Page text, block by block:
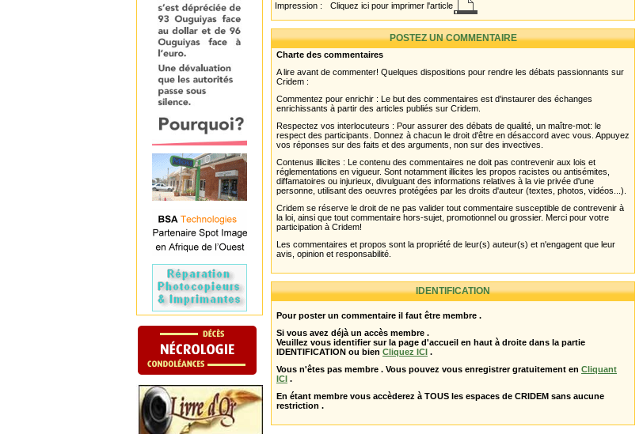
Impression : Cliquez ici pour imprimer l'article
POSTEZ UN COMMENTAIRE
Charte des commentaires
A lire avant de commenter! Quelques dispositions pour rendre les débats passionnants sur
Cridem :
Commentez pour enrichir : Le but des commentaires est d'instaurer des échanges
enrichissants à partir des articles publiés sur Cridem.
Respectez vos interlocuteurs : Pour assurer des débats de qualité, un maître-mot: le
respect des participants. Donnez à chacun le droit d'être en désaccord avec vous. Appuyez
vos réponses sur des faits et des arguments, non sur des invectives.
Contenus illicites : Le contenu des commentaires ne doit pas contrevenir aux lois et
réglementations en vigueur. Sont notamment illicites les propos racistes ou antisémites,
diffamatoires ou injurieux, divulguant des informations relatives à la vie privée d'une
personne, utilisant des oeuvres protégées par les droits d'auteur (textes, photos, vidéos...).
Cridem se réserve le droit de ne pas valider tout commentaire susceptible de contrevenir à
la loi, ainsi que tout commentaire hors-sujet, promotionnel ou grossier. Merci pour votre
participation à Cridem!
Les commentaires et propos sont la propriété de leur(s) auteur(s) et n'engagent que leur
avis, opinion et responsabilité.
IDENTIFICATION
Pour poster un commentaire il faut être membre .
Si vous avez déjà un accès membre .
Veuillez vous identifier sur la page d'accueil en haut à droite dans la partie
IDENTIFICATION ou bien Cliquez ICI .
Vous n'êtes pas membre . Vous pouvez vous enregistrer gratuitement en Cliquant
ICI .
En étant membre vous accèderez à TOUS les espaces de CRIDEM sans aucune
restriction .